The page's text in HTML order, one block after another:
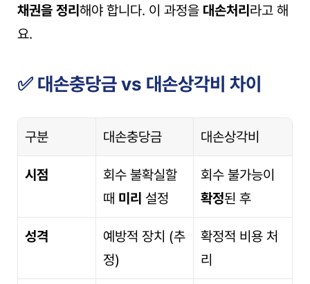
채권을 정리 해야 합니다. 이 과정을 대손처리 라고 해
요.
✅ 대손충당금 vs 대손상각비 차이
구분 대손충당금 대손상각비
시점
회수 불확실할
때 미리 설정
확정된 후
성격
예방적 장치 (추
정)
확정적 비용 처
리